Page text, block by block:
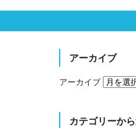
アーカイブ
アーカイブ
カテゴリーか